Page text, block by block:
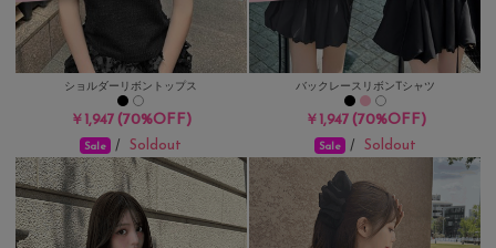
ショルダーリボントップス
￥1,947(70%OFF)
バックレースリボンTシャツ
￥1,947(70%OFF)
Sale /Soldout Sale / Soldout